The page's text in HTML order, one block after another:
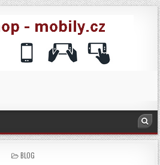
POSTED
BLOG